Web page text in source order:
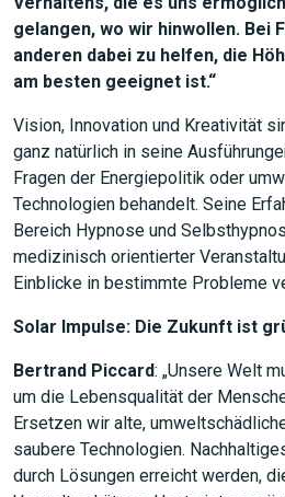
gelangen, wo wir hinwollen. Bei
anderen dabei zu helfen, die
am besten geeignet ist.“
Vision, Innovation und Kreativität
ganz natürlich in seine
Fragen der Energiepolitik oder
Technologien behandelt. Seine
Bereich Hypnose und
medizinisch orientierter
Einblicke in bestimmte Probleme
Solar Impulse: Die Zukunft ist
Bertrand Piccard: „Unsere Welt
um die Lebensqualität der
Ersetzen wir alte,
saubere Technologien.
durch Lösungen erreicht werden,